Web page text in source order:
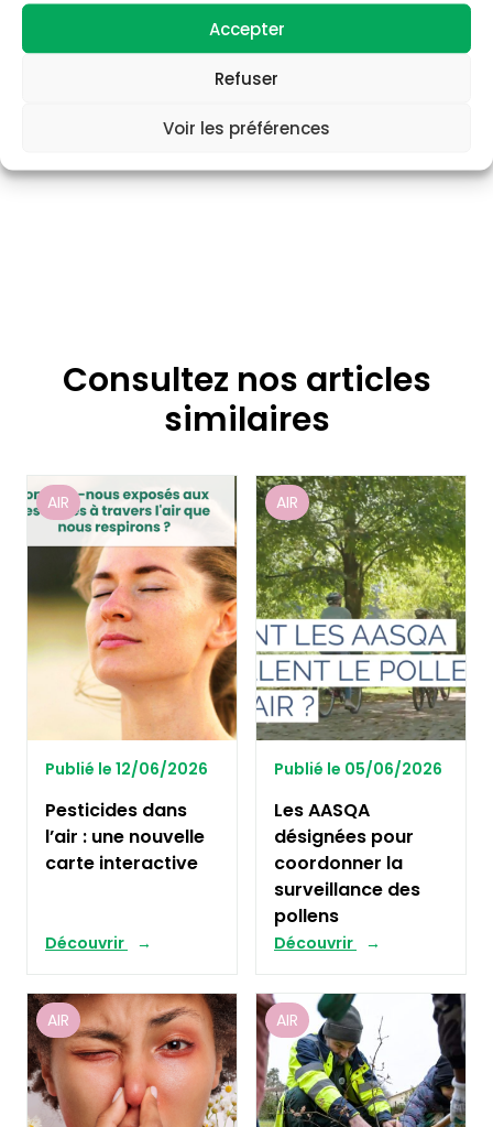
Accepter
Refuser
Voir les préférences
Consultez nos articles
similaires
AIR
Publié le 12/06/2026
Pesticides dans
l’air : une nouvelle
carte interactive
Découvrir
AIR
Publié le 05/06/2026
Les AASQA
désignées pour
coordonner la
surveillance des
pollens
Découvrir
AIR AIR